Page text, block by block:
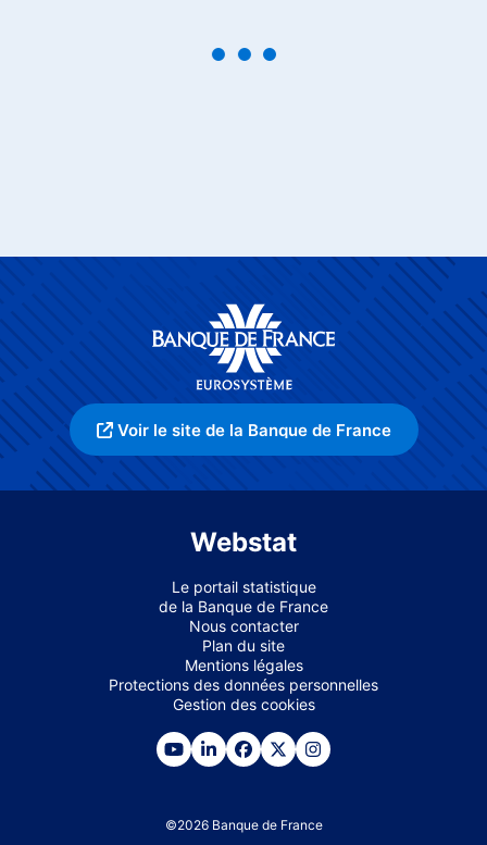
Voir le site de la Banque de France
Webstat
Le portail statistique
de la Banque de France
Nous contacter
Plan du site
Mentions légales
Protections des données personnelles
Gestion des cookies
©2026 Banque de France